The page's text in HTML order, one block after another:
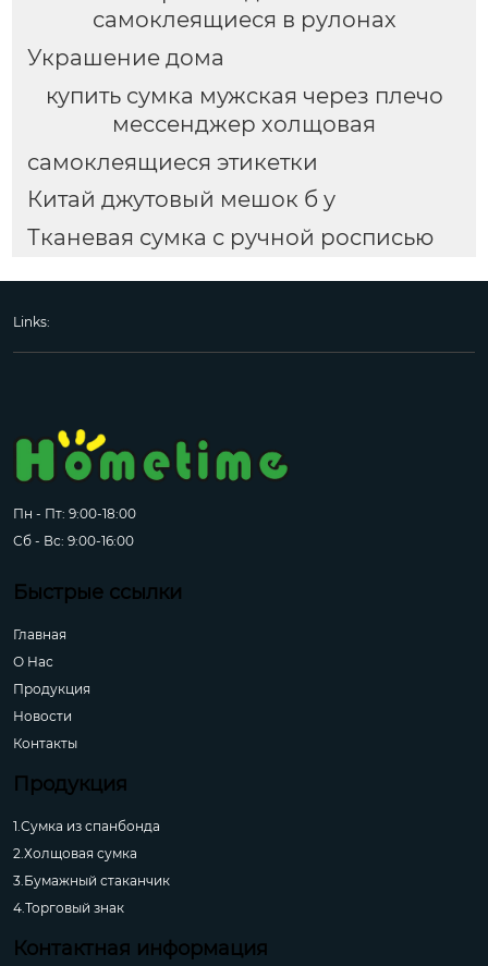
самоклеящиеся в рулонах
Украшение дома
купить сумка мужская через плечо
мессенджер холщовая
самоклеящиеся этикетки
Китай джутовый мешок б у
Тканевая сумка с ручной росписью
Links:
Пн - Пт: 9:00-18:00
Сб - Вс: 9:00-16:00
Быстрые ссылки
Главная
О Hас
Продукция
Новости
Контакты
Продукция
1.Сумка из спанбонда
2.Холщовая сумка
3.Бумажный стаканчик
4.Торговый знак
Контактная информация